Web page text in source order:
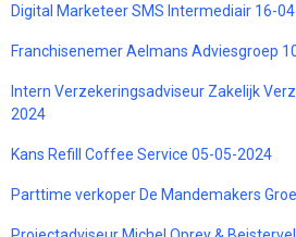
Digital Marketeer SMS Intermediair 16-
Franchisenemer Aelmans Adviesgroep
Intern Verzekeringsadviseur Zakelijk
2024
Kans Refill Coffee Service 05-05-2024
Parttime verkoper De Mandemakers